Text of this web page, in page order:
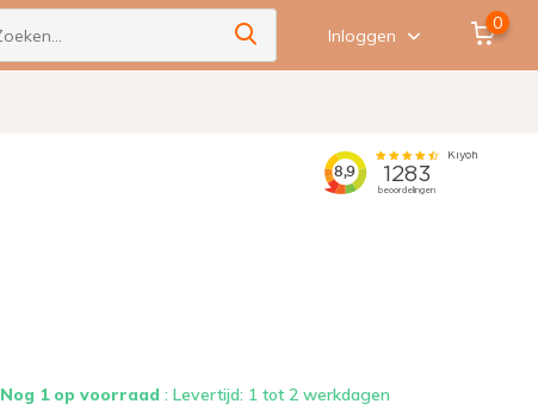
Inloggen
0
Nog 1 op voorraad: Levertijd: 1 tot 2 werkdagen